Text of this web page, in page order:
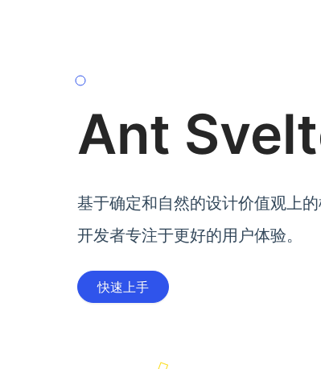
Ant
基于确定和自然的设计价值观上
开发者专注于更好的用户体验。
快速上手